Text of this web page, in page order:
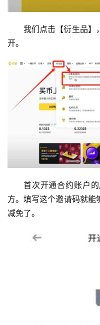
我们点击【衍生品】
开。
首次开通合约账户
方。填写这个邀请码就能
减免了。